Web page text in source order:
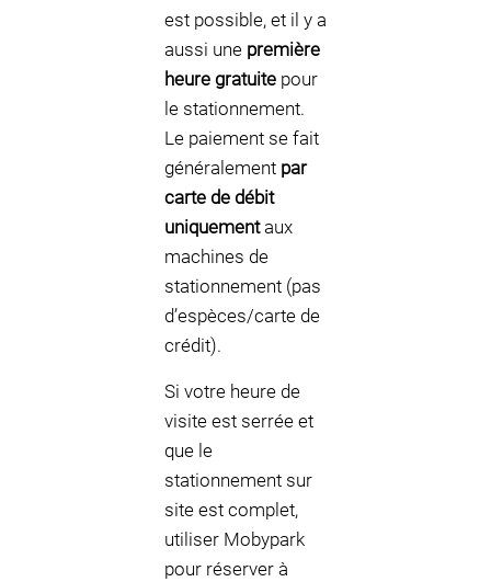
est possible, et il y a
aussi une première
heure gratuite pour
le stationnement.
Le paiement se fait
généralement par
carte de débit
uniquementaux
machines de
stationnement (pas
d’espèces/carte de
crédit).
Si votre heure de
visite est serrée et
que le
stationnement sur
site est complet,
utiliser Mobypark
pour réserver à